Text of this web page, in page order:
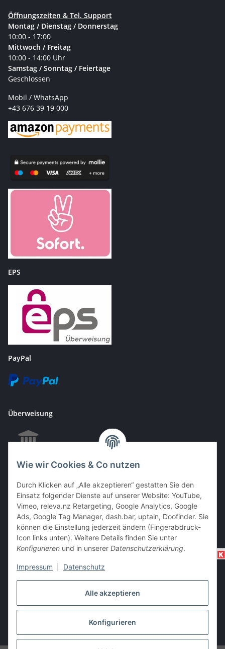
Alle akzeptieren
Konfigurieren
Wie wir Cookies & Co nutzen
Durch Klicken auf „Alle akzeptieren“ gestatten Sie den
Einsatz folgender Dienste auf unserer Website: YouTube,
Vimeo, releva.nz Retargeting, Google Analytics, Google
Ads, Google Tag Manager, dash.bar, uptain, Doofinder. Sie
können die Einstellung jederzeit ändern (Fingerabdruck-
Icon links unten). Weitere Details finden Sie unter
Konfigurieren und in unserer Datenschutzerklärung.
Impressum Datenschutz
Öffnungszeiten & Tel. Support
Montag / Dienstag / Donnerstag
10:00 - 17:00
Mittwoch / Freitag
10:00 - 14:00 Uhr
Samstag / Sonntag / Feiertage
Geschlossen
Mobil / WhatsApp
+43 676 39 19 000
EPS
PayPal
Überweisung
EC & Kreditkartenzahlung bei Abholung
Barzahlung bei Abholung
Vertrag widerrufen
* Alle Preise inkl. gesetzlicher USt., zzgl.Versand